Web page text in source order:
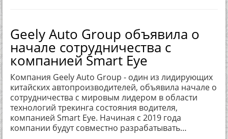
Geely Auto Group объявила о
начале сотрудничества с
компанией Smart Eye
Компания Geely Auto Group - один из лидирующих
китайских автопроизводителей, объявила начале о
сотрудничества с мировым лидером в области
технологий трекинга состояния водителя,
компанией Smart Eye. Начиная с 2019 года
компании будут совместно разрабатывать…